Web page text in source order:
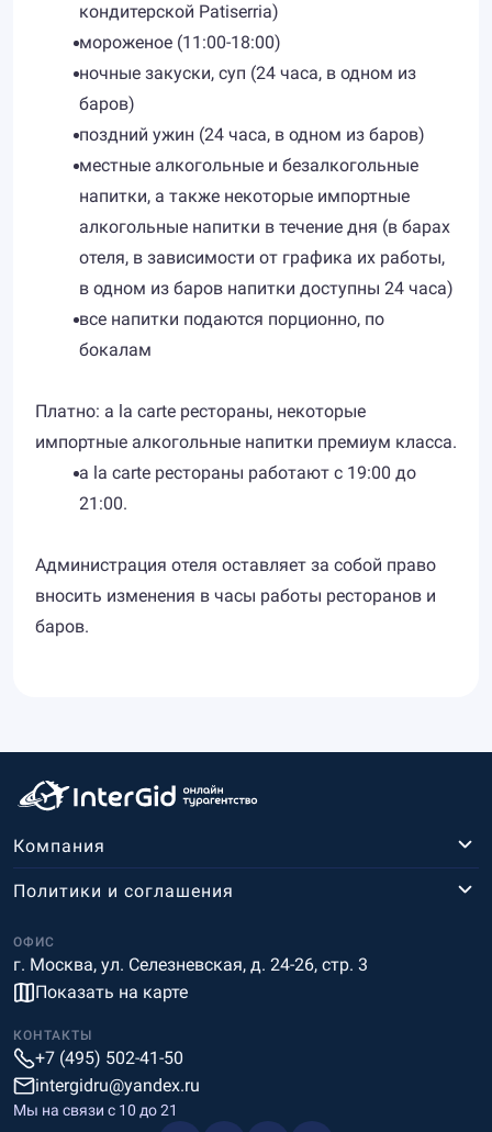
кондитерской Patiserria)
мороженое (11:00-18:00)
ночные закуски, суп (24 часа, в одном из
баров)
поздний ужин (24 часа, в одном из баров)
местные алкогольные и безалкогольные
напитки, а также некоторые импортные
алкогольные напитки в течение дня (в барах
отеля, в зависимости от графика их работы,
в одном из баров напитки доступны 24 часа)
все напитки подаются порционно, по
бокалам
Платно: a la carte рестораны, некоторые
импортные алкогольные напитки премиум класса.
a la carte рестораны работают с 19:00 до
21:00.
Администрация отеля оставляет за собой право
вносить изменения в часы работы ресторанов и
баров.
Компания
ОФИС
г. Москва, ул. Селезневская, д. 24-26, стр. 3
Показать на карте
Политики и соглашения
КОНТАКТЫ
+7 (495) 502-41-50
intergidru@yandex.ru
Мы на связи c 10 до 21